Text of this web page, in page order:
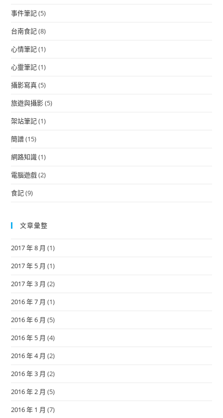
事件筆記(5)
台南食記(8)
心情筆記(1)
心靈筆記(1)
攝影寫真(5)
旅遊與攝影(5)
架站筆記(1)
簡譜(15)
網路知識(1)
電腦遊戲(2)
食記(9)
文章彙整
2017 年 8 月 (1)
2017 年 5 月 (1)
2017 年 3 月 (2)
2016 年 7 月 (1)
2016 年 6 月 (5)
2016 年 5 月 (4)
2016 年 4 月 (2)
2016 年 3 月 (2)
2016 年 2 月 (5)
2016 年 1 月 (7)